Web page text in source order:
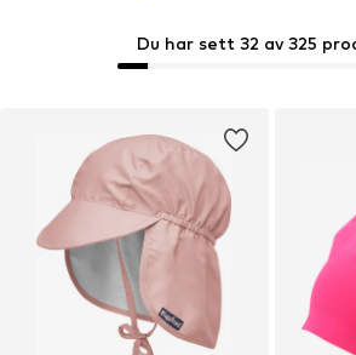
Du har sett 32 av 325